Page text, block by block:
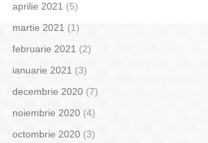
aprilie 2021 (5)
martie 2021 (1)
februarie 2021 (2)
ianuarie 2021 (3)
decembrie 2020(7)
noiembrie 2020(4)
octombrie 2020(3)